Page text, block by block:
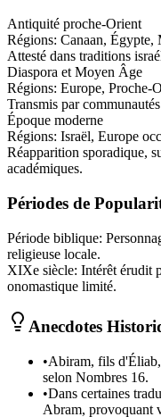
Antiquité proche-Orient
Régions: Canaan, Égypte,
Attesté dans traditions
Diaspora et Moyen Âge
Régions: Europe, Proche-
Transmis par
Époque moderne
Régions: Israël, Europe
Réapparition sporadique,
académiques.
Périodes de
Période biblique:
religieuse locale.
XIXe siècle: Intérêt érudit
onomastique limité.
Anecdotes
•Abiram, fils
selon Nombres 16.
•Dans certaines
Abram, provoquant